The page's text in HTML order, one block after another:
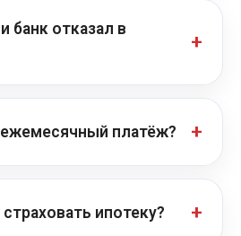
банк отказал в
ежемесячный платёж?
ипотеку?